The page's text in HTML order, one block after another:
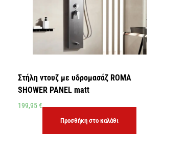
Στήλη ντουζ με υδρομασάζ ROMA
SHOWER PANEL matt
199,95€
Προσθήκη στο καλάθι